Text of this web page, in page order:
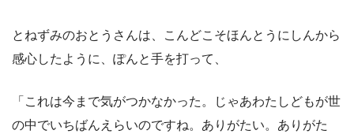
とねずみのおとうさんは、こんどこそほんとうにしんから
感心したように、ぽんと手を打って、
「これは今まで気がつかなかった。じゃあわたしどもが世
の中でいちばんえらいのですね。ありがたい。ありがた